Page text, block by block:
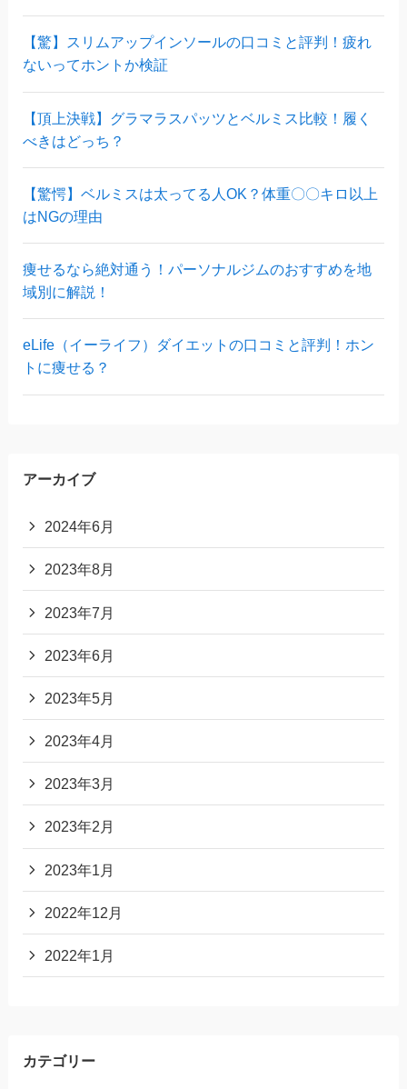
【驚】スリムアップインソールの口コミと評判！疲れ
ないってホントか検証
【頂上決戦】グラマラスパッツとベルミス比較！履く
べきはどっち？
【驚愕】ベルミスは太ってる人OK？体重〇〇キロ以上
はNGの理由
痩せるなら絶対通う！パーソナルジムのおすすめを地
域別に解説！
eLife（イーライフ）ダイエットの口コミと評判！ホン
トに痩せる？
アーカイブ
2024年6月
2023年8月
2023年7月
2023年6月
2023年5月
2023年4月
2023年3月
2023年2月
2023年1月
2022年12月
2022年1月
カテゴリー